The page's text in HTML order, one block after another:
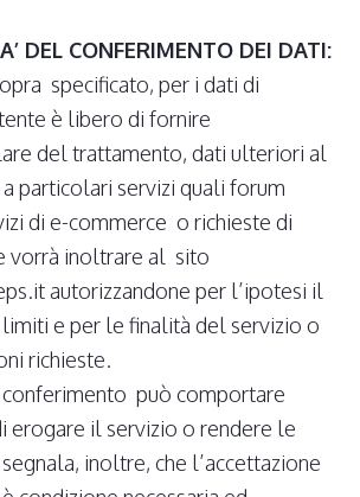
DEL CONFERIMENTO DEI DATI:
specificato, per i dati di
è libero di fornire
del trattamento, dati ulteriori al
particolari servizi quali forum
di e-commerce o richieste di
vorrà inoltrare al sito
autorizzandone per l’ipotesi il
e per le finalità del servizio o
richieste.
può comportare
erogare il servizio o rendere le
inoltre, che l’accettazione